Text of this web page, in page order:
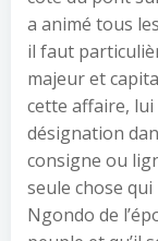
a animé tous
il faut
majeur et
cette affaire, lui
désignation
consigne ou
seule chose
Ngondo de